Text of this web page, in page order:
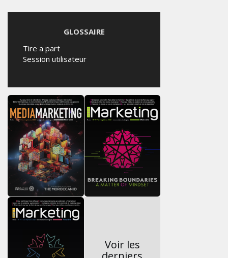
GLOSSAIRE
Tire a part
Session utilisateur
Voir les